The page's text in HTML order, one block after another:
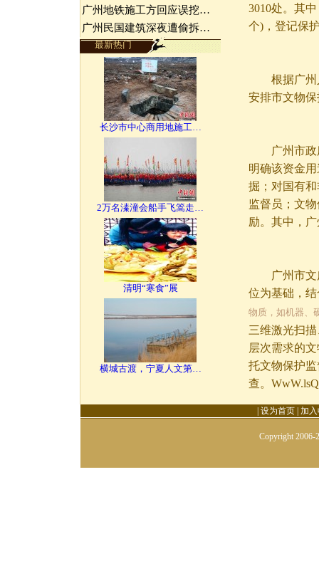
广州地铁施工方回应误挖…
广州民国建筑深夜遭偷拆…
最新热门
长沙市中心商用地施工…
2万名溱潼会船手飞篙走…
清明“寒食”展
横城古渡，宁夏人文第…
3010处。其
个)，登记保
根据广州人
安排市文物
广州市政府
明确该资金
掘；对国有
监督员；文
励。其中，
广州市文广
位为基础，
物质，如机器、
三维激光扫
层次需求的
托文物保护
查。
设为首页 加
Copyright